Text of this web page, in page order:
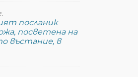
посланик
посветена на
въстание, в